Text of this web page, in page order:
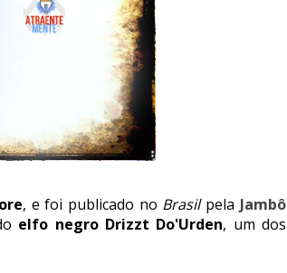
, e foi publicado no Brasilpela Jambô
elfo negro Drizzt Do'Urden, um dos